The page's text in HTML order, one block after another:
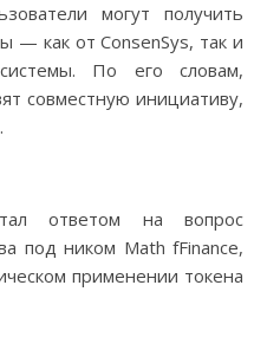
могут получить
— как от ConsenSys, так и
По его словам,
совместную инициативу,
ответом на вопрос
под ником Math fFinance,
применении токена